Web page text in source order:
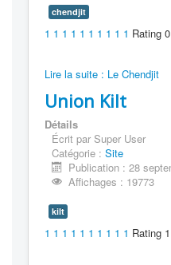
chendjit
1 1 1 1 1 1 1 1 1 1 Rating
Lire la suite : Le Chendjit
Union Kilt
Détails
Écrit par Super User
Catégorie : Site
Publication : 28
Affichages : 19773
kilt
1 1 1 1 1 1 1 1 1 1 Rating